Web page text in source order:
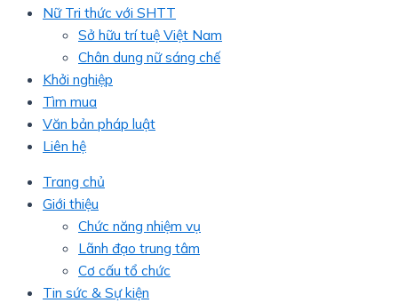
Nữ Tri thức với SHTT
Sở hữu trí tuệ Việt Nam
Chân dung nữ sáng chế
Khởi nghiệp
Tìm mua
Văn bản pháp luật
Liên hệ
Trang chủ
Giới thiệu
Chức năng nhiệm vụ
Lãnh đạo trung tâm
Cơ cấu tổ chức
Tin sức & Sự kiện